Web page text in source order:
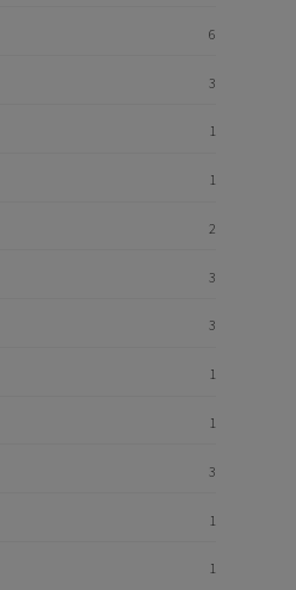
6
3
1
1
2
3
3
1
1
3
1
1